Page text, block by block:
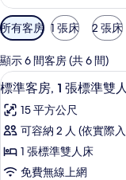
可
用
的
客
房
篩
選
條
所有客房 1 張床 2 張床
顯示 6 間客房 (共 6 間)
顯
示
標
準
客
10
標準客房, 1 張標準雙
15 平方公尺
可容納 2 人 (依實際
1 張標準雙人床
免費無線上網